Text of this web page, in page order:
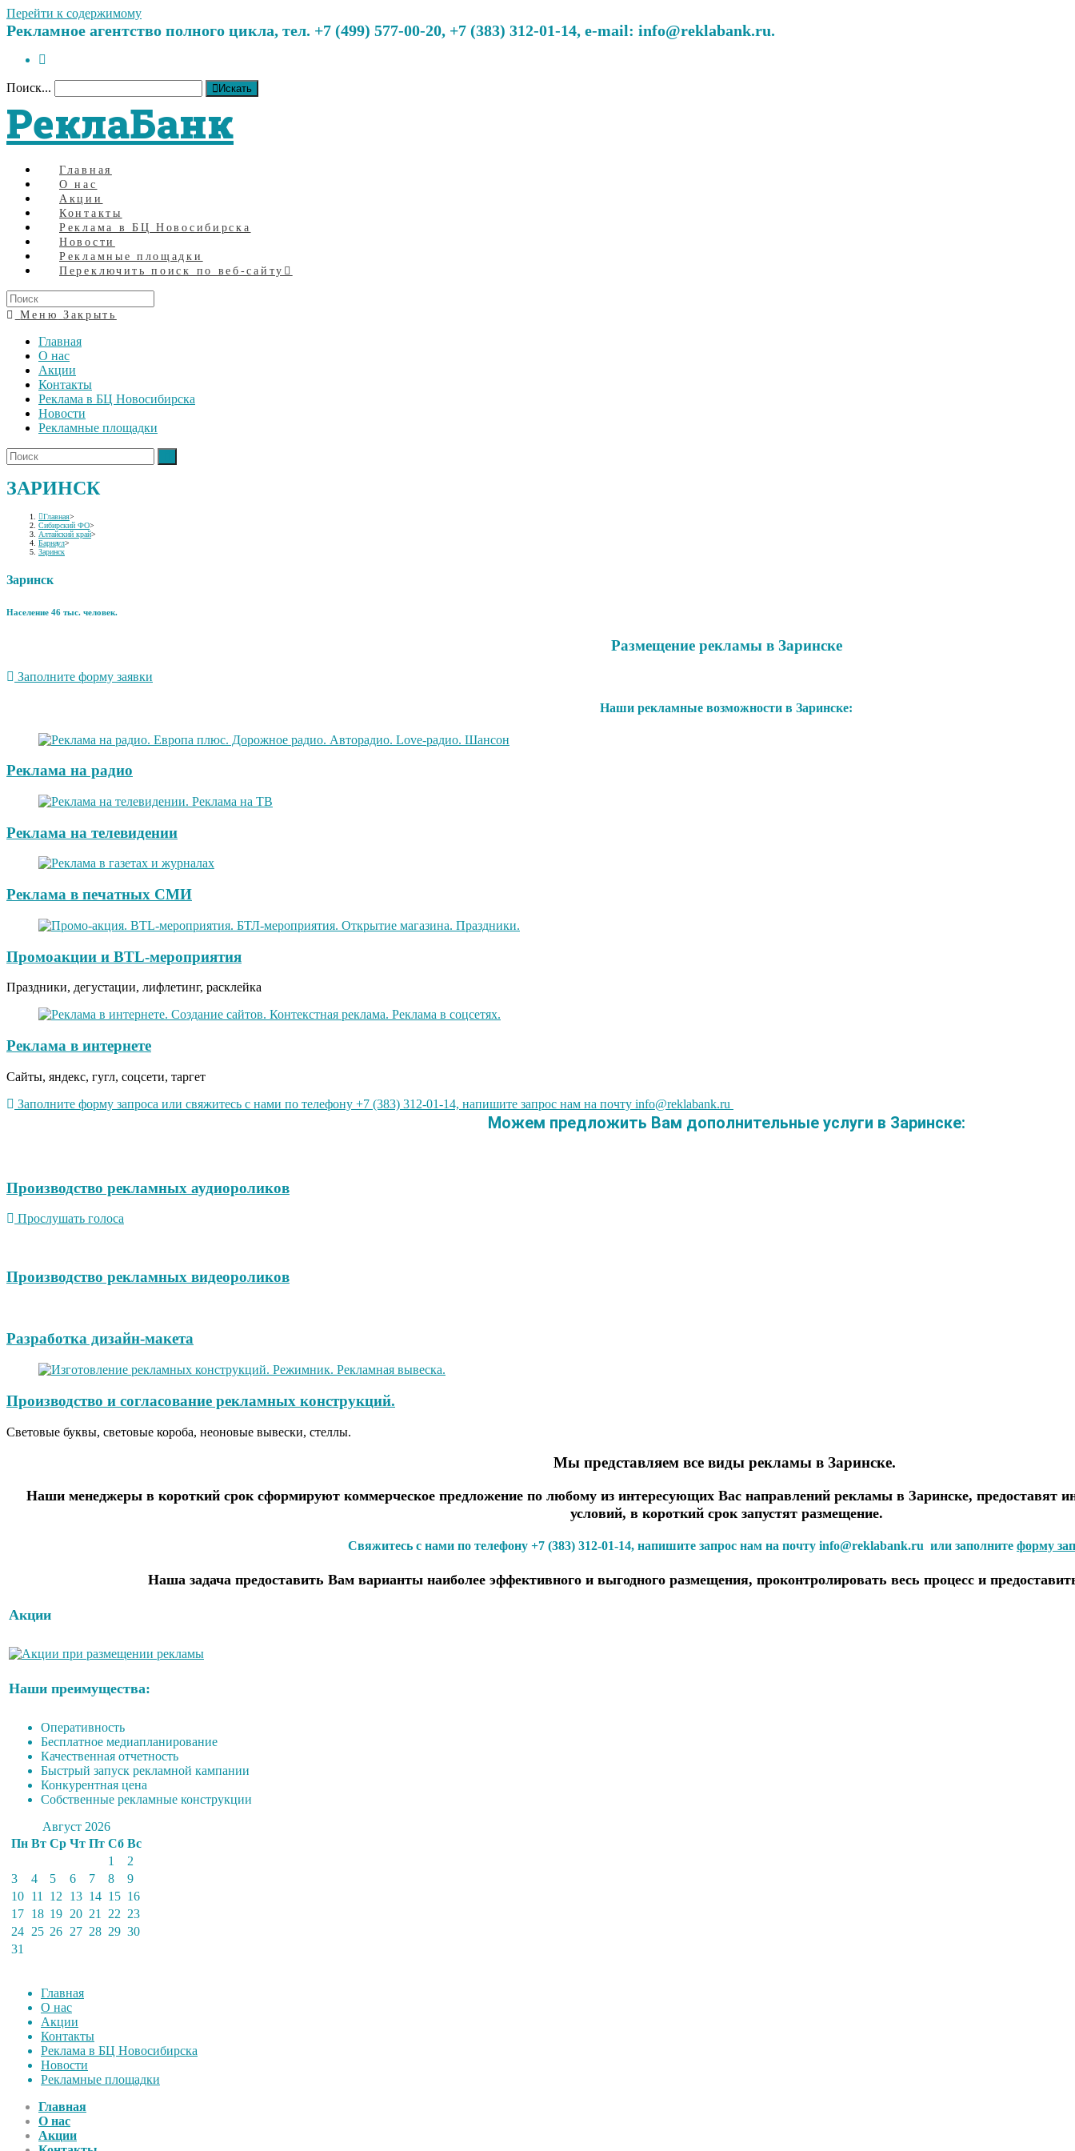
Перейти к содержимому
Рекламное агентство полного цикла, тел. +7 (499) 577-00-20, +7 (383) 312-01-14, e-mail: info@reklabank.ru.
Поиск... Искать
РеклаБанк
Главная
О нас
Акции
Контакты
Реклама в БЦ Новосибирска
Новости
Рекламные площадки
Переключить поиск по веб-сайту
Меню Закрыть
Главная
О нас
Акции
Контакты
Реклама в БЦ Новосибирска
Новости
Рекламные площадки
ЗАРИНСК
Главная>
Сибирский ФО>
Алтайский край>
Барнаул>
Заринск
Заринск
Население 46 тыс. человек.
Размещение рекламы в Заринске
Заполните форму заявки
Наши рекламные возможности в Заринске:
Реклама на радио
Реклама на телевидении
Реклама в печатных СМИ
Промоакции и BTL-мероприятия
Праздники, дегустации, лифлетинг, расклейка
Реклама в интернете
Сайты, яндекс, гугл, соцсети, таргет
Заполните форму запроса или свяжитесь с нами по телефону +7 (383) 312-01-14, напишите запрос нам на почту info@reklabank.ru
Можем предложить Вам дополнительные услуги в Заринске:
Производство рекламных аудиороликов
Прослушать голоса
Производство рекламных видеороликов
Разработка дизайн-макета
Производство и согласование рекламных конструкций.
Световые буквы, световые короба, неоновые вывески, стеллы.
Мы представляем все виды рекламы в Заринске.
Наши менеджеры в короткий срок сформируют коммерческое предложение по любому из интересующих Вас направлений рекламы в Заринске, предоставят
условий, в короткий срок запустят размещение.
Свяжитесь с нами по телефону +7 (383) 312-01-14, напишите запрос нам на почту info@reklabank.ru или заполните форму
Наша задача предоставить Вам варианты наиболее эффективного и выгодного размещения, проконтролировать весь процесс и
Акции
Наши преимущества:
Оперативность
Бесплатное медиапланирование
Качественная отчетность
Быстрый запуск рекламной кампании
Конкурентная цена
Собственные рекламные конструкции
Август 2026
Пн Вт Ср Чт Пт Сб Вс
1
2
3
4 5 6 7 8
9
10 11 12 13 14 15 16
17 18 19 20 21 22 23
24 25 26 27 28 29 30
31
Главная
О нас
Акции
Контакты
Реклама в БЦ Новосибирска
Новости
Рекламные площадки
Главная
О нас
Акции